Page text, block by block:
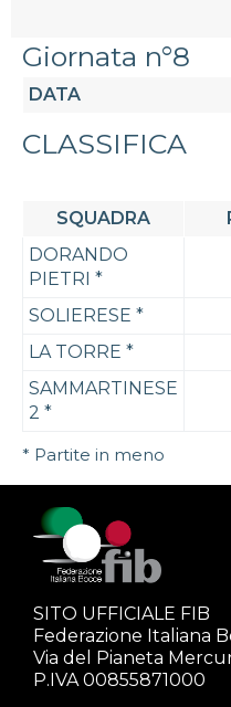
Giornata n°8
DATA
CLASSIFICA
SQUADRA
DORANDO
PIETRI *
SOLIERESE *
LA TORRE *
SAMMARTINESE
2 *
* Partite in meno
SITO UFFICIALE FIB
Federazione Italiana
Via del Pianeta
P.IVA 00855871000